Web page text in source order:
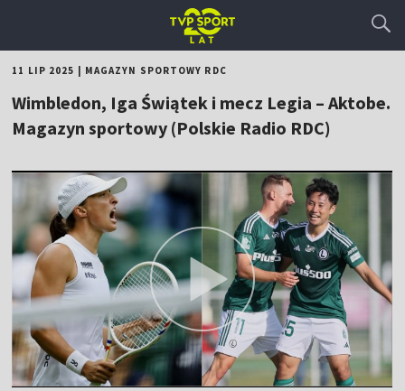
11 LIP 2025 MAGAZYN SPORTOWY RDC
Wimbledon, Iga Świątek i mecz Legia – Aktobe.
Magazyn sportowy (Polskie Radio RDC)